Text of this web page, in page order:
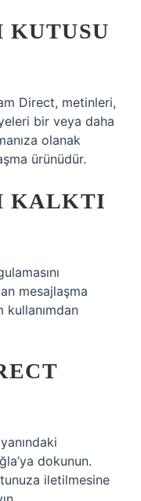
KUTUSU
Direct, metinleri,
bir veya daha
olanak
ürünüdür.
KALKTI
mesajlaşma
kullanımdan
dokunun.
iletilmesine